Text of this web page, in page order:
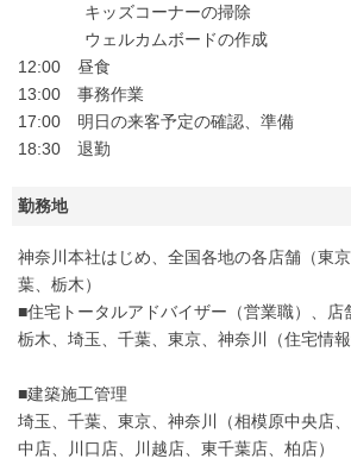
キッズコーナーの掃除
ウェルカムボードの作成
12:00 昼食
13:00 事務作業
17:00 明日の来客予定の確認、準備
18:30 退勤
勤務地
神奈川本社はじめ、全国各地の各店舗（東
葉、栃木）
■住宅トータルアドバイザー（営業職）、店
栃木、埼玉、千葉、東京、神奈川（住宅情
■建築施工管理
埼玉、千葉、東京、神奈川（相模原中央店
中店、川口店、川越店、東千葉店、柏店）